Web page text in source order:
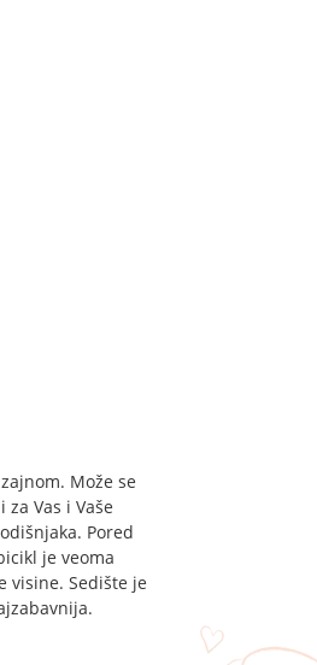
Može se
Vas i Vaše
Pored
je veoma
visine. Sedište je